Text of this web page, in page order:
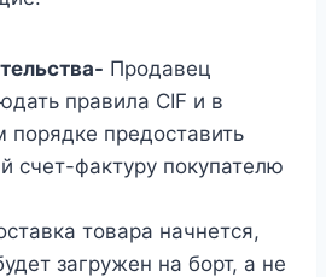
Продавец
правила CIF и в
порядке предоставить
счет-фактуру покупателю
товара начнется,
загружен на борт, а не